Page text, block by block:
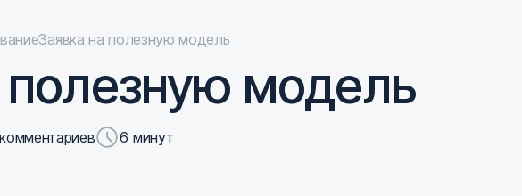
Заявка на полезную модель
полезную модель
6 минут